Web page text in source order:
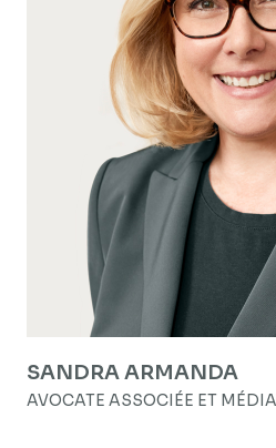
SANDRA ARMANDA
AVOCATE ASSOCIÉE ET